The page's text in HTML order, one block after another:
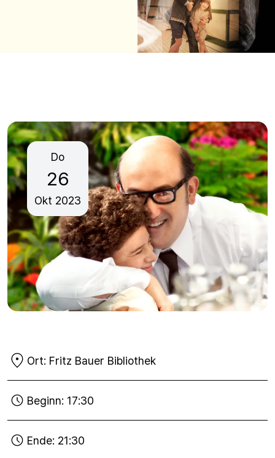
Do
26
Okt 2023
Ort: Fritz Bauer Bibliothek
Beginn: 17:30
Ende: 21:30